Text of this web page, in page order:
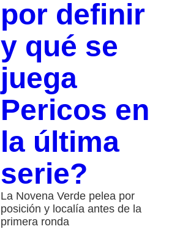
por definir
y qué se
juega
Pericos en
la última
serie?
La Novena Verde pelea por
posición y localía antes de la
primera ronda